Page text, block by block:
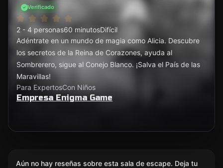
Verificado
2 - 4 personas60 minutosDifícil
Adéntrate en un mundo de magia como Alicia. Descubre
los secretos de la Reina de Corazones, ayuda al
Sombrerero, sigue al Conejo Blanco. ¡Salva el País de las
Maravillas!
Para ExpertosCon Niños
Empresa Enigma Game
Aún no hay reseñas sobre esta sala de escape. Deja tu